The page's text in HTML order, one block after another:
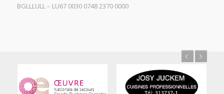
BGLLLULL – LU67 0030 0748 2370 0000